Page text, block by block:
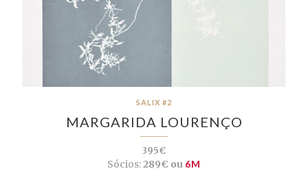
SALIX #2
MARGARIDA LOURENÇO
395€
Sócios:289€ ou 6M